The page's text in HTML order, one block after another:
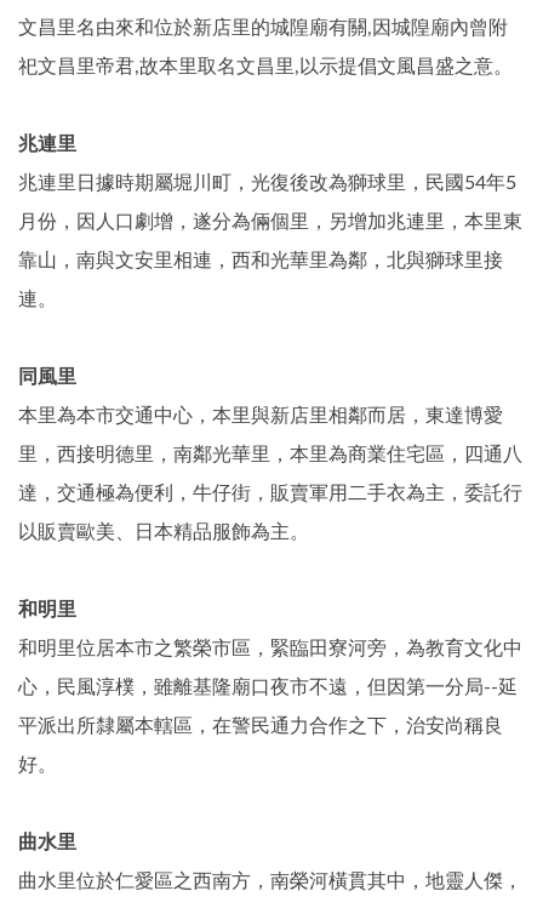
文昌里名由來和位於新店里的城隍廟有關,因城隍廟內曾附
祀文昌里帝君,故本里取名文昌里,以示提倡文風昌盛之意。
兆連里
兆連里日據時期屬堀川町，光復後改為獅球里，民國54年5
月份，因人口劇增，遂分為倆個里，另增加兆連里，本里東
靠山，南與文安里相連，西和光華里為鄰，北與獅球里接
連。
同風里
本里為本市交通中心，本里與新店里相鄰而居，東達博愛
里，西接明德里，南鄰光華里，本里為商業住宅區，四通八
達，交通極為便利，牛仔街，販賣軍用二手衣為主，委託行
以販賣歐美、日本精品服飾為主。
和明里
和明里位居本市之繁榮市區，緊臨田寮河旁，為教育文化中
心，民風淳樸，雖離基隆廟口夜市不遠，但因第一分局--延
平派出所隸屬本轄區，在警民通力合作之下，治安尚稱良
好。
曲水里
曲水里位於仁愛區之西南方，南榮河橫貫其中，地靈人傑，